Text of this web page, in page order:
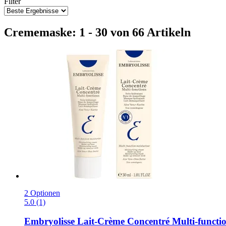
Crememaske: 1 - 30 von 66 Artikeln
2 Optionen
5.0 (1)
Embryolisse Lait-​Crème Concentré Multi-​